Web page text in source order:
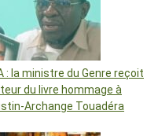
: la ministre du Genre reçoit
du livre hommage à
Archange Touadéra